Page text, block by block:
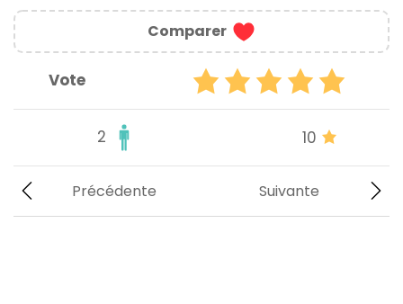
Comparer
Vote
2 10
Suivante
Précédente